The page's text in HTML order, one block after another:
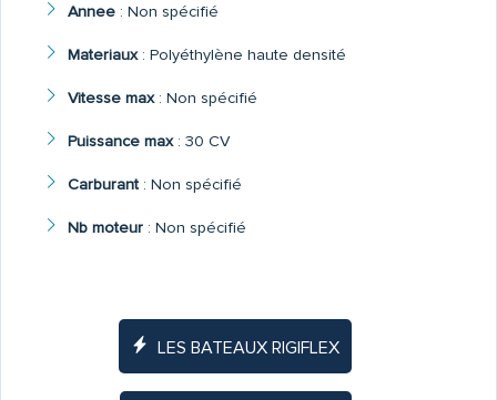
Annee: Non spécifié
Materiaux: Polyéthylène haute densité
Vitesse max: Non spécifié
Puissance max: 30 CV
Carburant: Non spécifié
Nb moteur: Non spécifié
LES BATEAUX RIGIFLEX